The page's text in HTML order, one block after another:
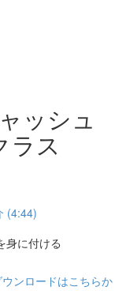
ッシュ
ラス
(4:44)
に付ける
ンロードはこちらか